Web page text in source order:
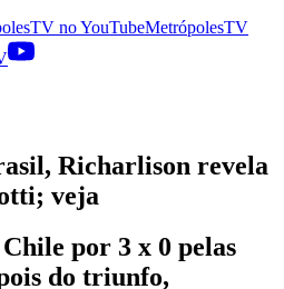
noYouTubeMetrópolesTV
Richarlison revela
veja
por 3 x 0 pelas
do triunfo,